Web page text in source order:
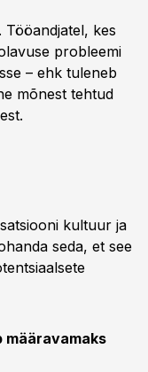
kes
probleemi
– ehk tuleneb
mõnest tehtud
kultuur ja
seda, et see
määravamaks